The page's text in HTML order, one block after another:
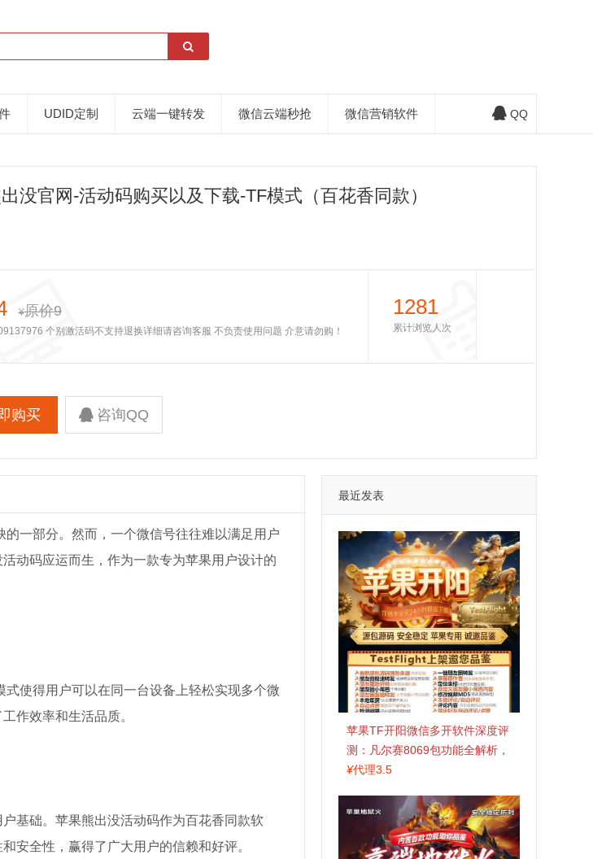
UDID定制 云端一键转发 微信云端秒抢 微信营销软件 QQ
没官网-活动码购买以及下载-TF模式（百花香同款）
¥原价9
个别激活码不支持退换详细请咨询客服 不负责使用问题 介意请勿购！
1281
累计浏览人次
购买 咨询QQ
一部分。然而，一个微信号往往难以满足用户
动码应运而生，作为一款专为苹果用户设计的
使得用户可以在同一台设备上轻松实现多个微
作效率和生活品质。
基础。苹果熊出没活动码作为百花香同款软
安全性，赢得了广大用户的信赖和好评。
最近发表
苹果TF开阳微信多开软件深度评
测：凡尔赛8069包功能全解析，
TestFlight稳定版上架，激活认准
¥代理3.5